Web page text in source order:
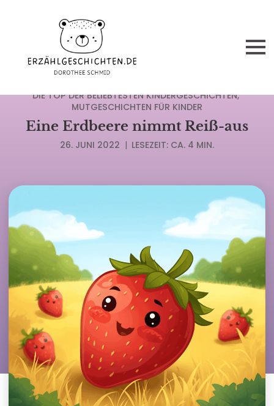
DIE TOP DER BELIEBTESTEN KINDERGESCHICHTEN
MUTGESCHICHTEN FÜR KINDER
Eine Erdbeere nimmt Reiß-aus
26. JUNI 2022 | LESEZEIT: CA. 4 MIN.